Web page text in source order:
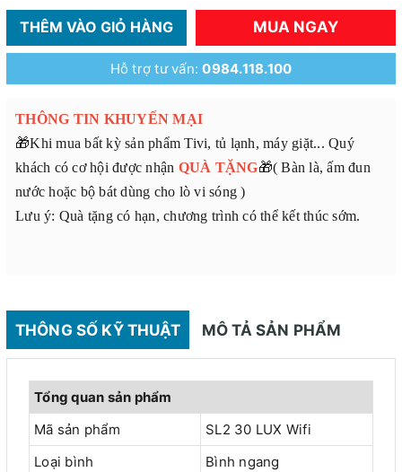
THÊM VÀO GIỎ HÀNG MUA NGAY
Hỗ trợ tư vấn:0984.118.100
THÔNG TIN KHUYẾN MẠI
🎁Khi mua bất kỳ sản phẩm Tivi, tủ lạnh, máy giặt... Quý
khách có cơ hội được nhận QUÀ TẶNG🎁( Bàn là, ấm đun
nước hoặc bộ bát dùng cho lò vi sóng )
Lưu ý: Quà tặng có hạn, chương trình có thể kết thúc sớm.
THÔNG SỐ KỸ THUẬT MÔ TẢ SẢN PHẨM
Tổng quan sản phẩm
Mã sản phẩm
SL2 30 LUX Wifi
Loại bình
Bình ngang